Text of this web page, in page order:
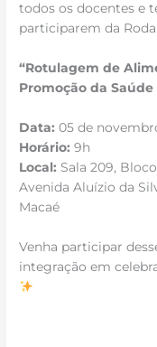
todos os docentes e
participarem da Roda
“Rotulagem de
Promoção da Saúde
Data: 05 de
Horário: 9h
Local: Sala 209,
Avenida Aluízio da
Macaé
Venha participar
integração em